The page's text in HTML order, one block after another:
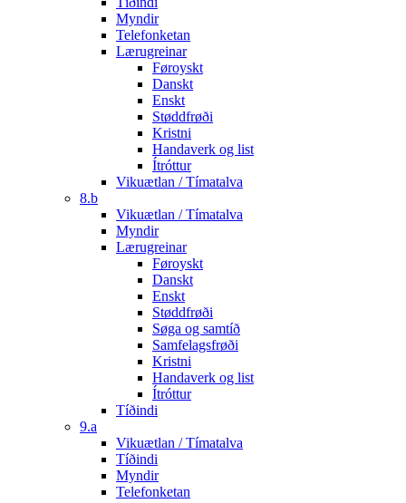
Myndir
Telefonketan
Lærugreinar
Føroyskt
Danskt
Enskt
Støddfrøði
Kristni
Handaverk og list
Ítróttur
Vikuætlan / Tímatalva
8.b
Vikuætlan / Tímatalva
Myndir
Lærugreinar
Føroyskt
Danskt
Enskt
Støddfrøði
Søga og samtíð
Samfelagsfrøði
Kristni
Handaverk og list
Ítróttur
Tíðindi
9.a
Vikuætlan / Tímatalva
Tíðindi
Myndir
Telefonketan